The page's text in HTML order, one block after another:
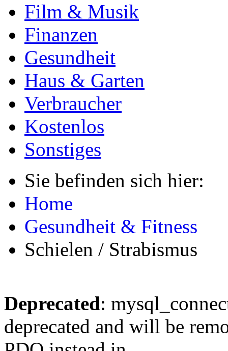
Film & Musik
Finanzen
Gesundheit
Haus & Garten
Verbraucher
Kostenlos
Sonstiges
Sie befinden sich hier:
Home
Gesundheit & Fitness
Schielen / Strabismus
Deprecated:
deprecated and will be